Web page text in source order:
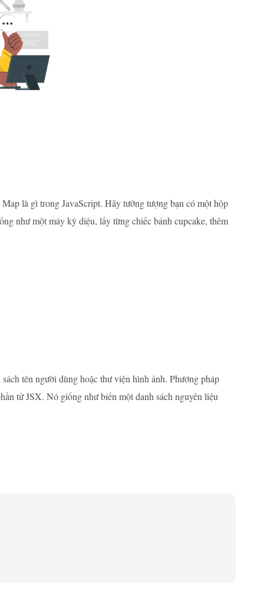
là gì trong JavaScript. Hãy tưởng tượng bạn có một hộp
như một máy kỳ diệu, lấy từng chiếc bánh cupcake, thêm
tên người dùng hoặc thư viện hình ảnh. Phương pháp
tử JSX. Nó giống như biến một danh sách nguyên liệu